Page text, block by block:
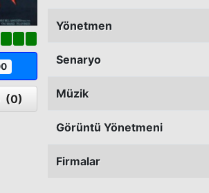
(0)
Yönetmen
Senaryo
Müzik
Görüntü Yönetmeni
Firmalar